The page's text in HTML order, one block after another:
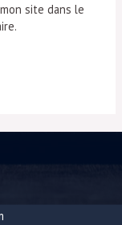
site dans le